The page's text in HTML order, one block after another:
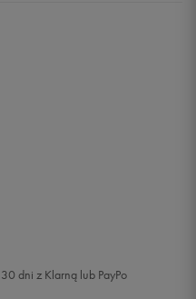
dni z Klarną lub PayPo